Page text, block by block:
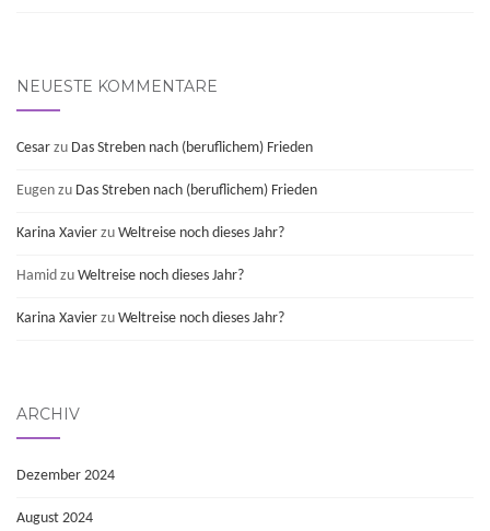
NEUESTE KOMMENTARE
Cesar zu Das Streben nach (beruflichem) Frieden
Eugen zu Das Streben nach (beruflichem) Frieden
Karina Xavier zu Weltreise noch dieses Jahr?
Hamid zu Weltreise noch dieses Jahr?
Karina Xavier zu Weltreise noch dieses Jahr?
ARCHIV
Dezember 2024
August 2024